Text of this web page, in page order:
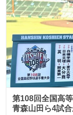
第108回全国高
青森山田ら4試